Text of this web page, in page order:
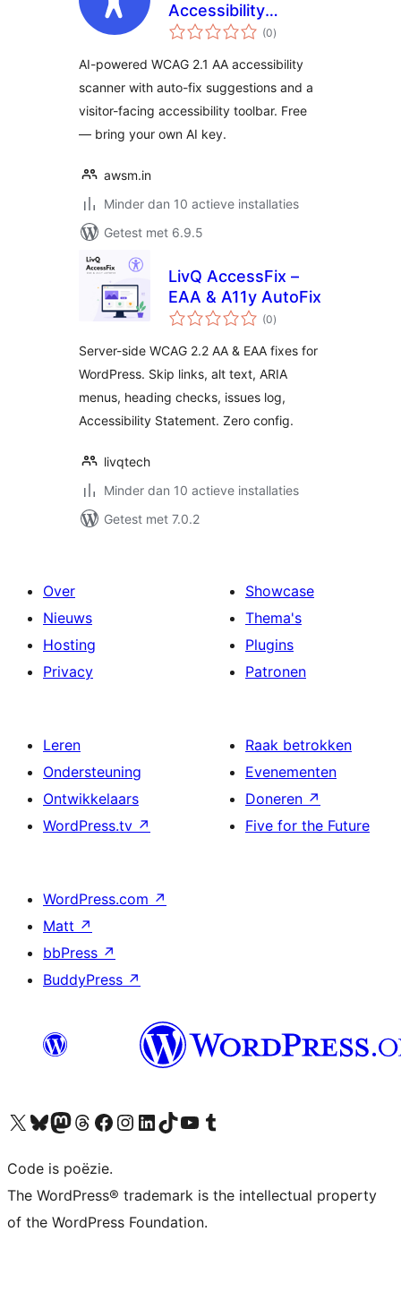
Accessibility
Scanner & Widget
(0totaal
waarderingen
)
AI-powered WCAG 2.1 AA accessibility
scanner with auto-fix suggestions and a
visitor-facing accessibility toolbar. Free
— bring your own AI key.
awsm.in
Minder dan 10 actieve installaties
Getest met 6.9.5
LivQ AccessFix –
EAA & A11y AutoFix
(0totaal
waarderingen
)
Server-side WCAG 2.2 AA & EAA fixes for
WordPress. Skip links, alt text, ARIA
menus, heading checks, issues log,
Accessibility Statement. Zero config.
livqtech
Minder dan 10 actieve installaties
Getest met 7.0.2
Over
Nieuws
Hosting
Privacy
Showcase
Thema's
Plugins
Patronen
Leren
Ondersteuning
Ontwikkelaars
WordPress.tv ↗
Raak betrokken
Evenementen
Doneren ↗
Five for the Future
WordPress.com ↗
Matt ↗
bbPress ↗
BuddyPress ↗
Bezoek ons X (voorheen Twitter) account
Bezoek ons Bluesky account
Bezoek ons Mastodon account
Bezoek ons Threads account
Onze Facebook pagina bezoeken
Bezoek ons Instagram account
Bezoek ons LinkedIn account
Bezoek ons TikTok account
Bezoek ons YouTube kanaalBezoek ons Tumblr account
Code is poëzie.
The WordPress® trademark is the intellectual property
of the WordPress Foundation.